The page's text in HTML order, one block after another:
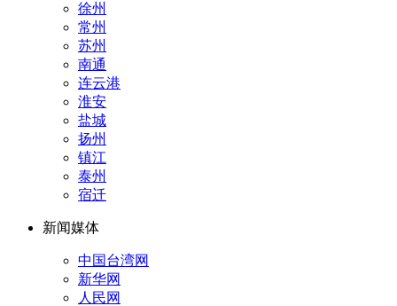
徐州
常州
苏州
南通
连云港
淮安
盐城
扬州
镇江
泰州
宿迁
新闻媒体
中国台湾网
新华网
人民网